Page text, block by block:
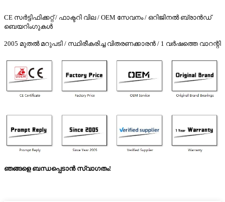
CE സർട്ടിഫിക്കറ്റ് / ഫാക്ടറി വില / OEM സേവനം / ഒറിജിനൽ ബ്രാൻഡ്
ബെയറിംഗുകൾ
2005 മുതൽ മറുപടി / സ്ഥിരീകരിച്ച വിതരണക്കാരൻ / 1 വർഷത്തെ വാറന്റി
ഞങ്ങളെ ബന്ധപ്പെടാൻ സ്വാഗതം!